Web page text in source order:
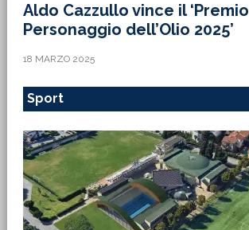
Aldo Cazzullo vince il ‘Premio
Personaggio dell’Olio 2025’
18 MARZO 2025
Sport